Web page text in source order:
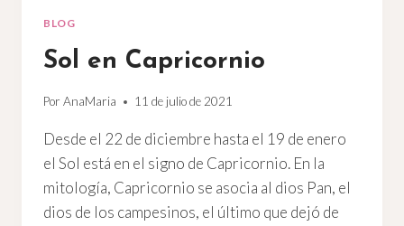
BLOG
Sol en Capricornio
Por AnaMaria 11 de julio de 2021
Desde el 22 de diciembre hasta el 19 de enero
el Sol está en el signo de Capricornio. En la
mitología, Capricornio se asocia al dios Pan, el
dios de los campesinos, el último que dejó de